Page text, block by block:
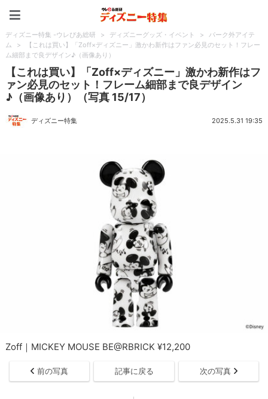
ディズニー特集 -ウレぴあ総研 > ディズニーグッズ・イベント >
パーク外アイテ
ム
>
【これは買い】「Zoff×ディズニー」激かわ新作はファン必見のセット！フレー
ム細部まで良デザイン♪（画像あり）
【これは買い】「Zoff×ディズニー」激かわ新作はフ
ァン必見のセット！フレーム細部まで良デザイン
♪（画像あり）（写真 15/17）
ディズニー特集 2025.5.31 19:35
Zoff｜MICKEY MOUSE BE@RBRICK ¥12,200
前の写真 記事に戻る 次の写真